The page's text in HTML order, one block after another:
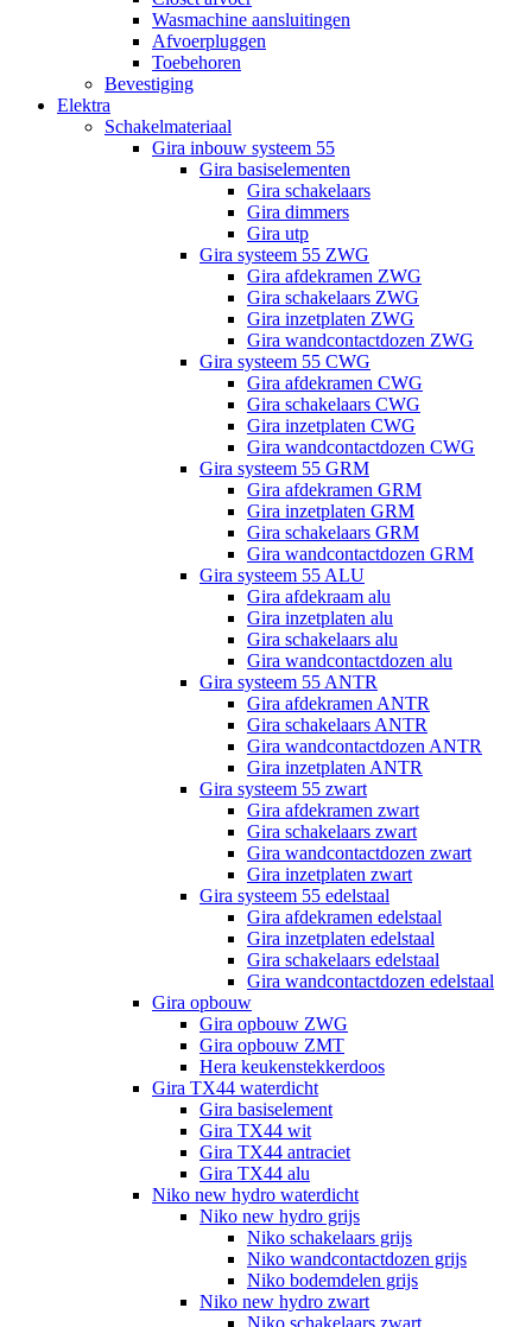
Wasmachine aansluitingen
Afvoerpluggen
Toebehoren
Bevestiging
Elektra
Schakelmateriaal
Gira inbouw systeem 55
Gira basiselementen
Gira schakelaars
Gira dimmers
Gira utp
Gira systeem 55 ZWG
Gira afdekramen ZWG
Gira schakelaars ZWG
Gira inzetplaten ZWG
Gira wandcontactdozen ZWG
Gira systeem 55 CWG
Gira afdekramen CWG
Gira schakelaars CWG
Gira inzetplaten CWG
Gira wandcontactdozen CWG
Gira systeem 55 GRM
Gira afdekramen GRM
Gira inzetplaten GRM
Gira schakelaars GRM
Gira wandcontactdozen GRM
Gira systeem 55 ALU
Gira afdekraam alu
Gira inzetplaten alu
Gira schakelaars alu
Gira wandcontactdozen alu
Gira systeem 55 ANTR
Gira afdekramen ANTR
Gira schakelaars ANTR
Gira wandcontactdozen ANTR
Gira inzetplaten ANTR
Gira systeem 55 zwart
Gira afdekramen zwart
Gira schakelaars zwart
Gira wandcontactdozen zwart
Gira inzetplaten zwart
Gira systeem 55 edelstaal
Gira afdekramen edelstaal
Gira inzetplaten edelstaal
Gira schakelaars edelstaal
Gira wandcontactdozen edelstaal
Gira opbouw
Gira opbouw ZWG
Gira opbouw ZMT
Hera keukenstekkerdoos
Gira TX44 waterdicht
Gira basiselement
Gira TX44 wit
Gira TX44 antraciet
Gira TX44 alu
Niko new hydro waterdicht
Niko new hydro grijs
Niko schakelaars grijs
Niko wandcontactdozen grijs
Niko bodemdelen grijs
Niko new hydro zwart
Niko schakelaars zwart